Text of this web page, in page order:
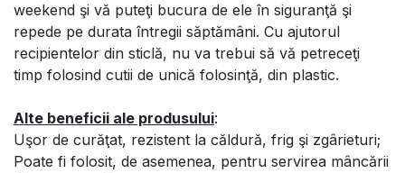
weekend şi vă puteţi bucura de ele în siguranţă şi
repede pe durata întregii săptămâni. Cu ajutorul
recipientelor din sticlă, nu va trebui să vă petreceţi
timp folosind cutii de unică folosinţă, din plastic.
Alte beneficii ale produsului:
Uşor de curăţat, rezistent la căldură, frig şi zgârieturi;
Poate fi folosit, de asemenea, pentru servirea mâncării